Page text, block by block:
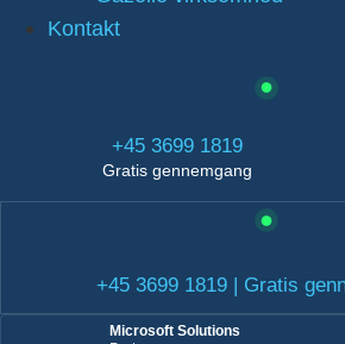
Kontakt
+45 3699 1819
Gratis gennemgang
+45 3699 1819 | Gratis
Microsoft Solutions